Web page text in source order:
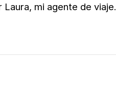
mi agente de viaje.